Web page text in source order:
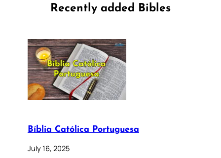
Recently added Bibles
Bíblia Católica Portuguesa
July 16, 2025